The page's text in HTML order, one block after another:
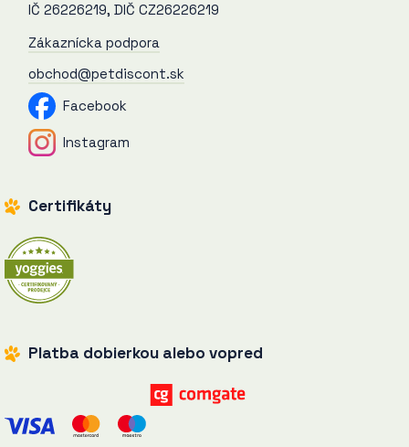
IČ 26226219, DIČ CZ26226219
Zákaznícka podpora
obchod@petdiscont.sk
Facebook
Instagram
Certifikáty
Platba dobierkou alebo vopred